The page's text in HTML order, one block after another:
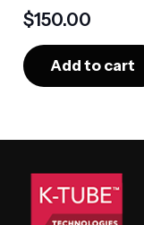
$150.00
Add to cart